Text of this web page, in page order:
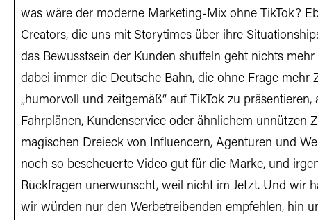
was wäre der moderne Marketing-Mix ohne TikTok?
Creators, die uns mit Storytimes über ihre
das Bewusstsein der Kunden shuffeln geht nichts
dabei immer die Deutsche Bahn, die ohne Frage mehr
„humorvoll und zeitgemäß“ auf TikTok zu
Fahrplänen, Kundenservice oder ähnlichem unnützen
magischen Dreieck von Influencern, Agenturen und
noch so bescheuerte Video gut für die Marke, und
Rückfragen unerwünscht, weil nicht im Jetzt. Und wir
wir würden nur den Werbetreibenden empfehlen, hin